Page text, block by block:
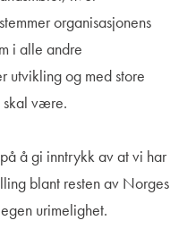
organisasjonens
i alle andre
utvikling og med store
skal være.
å gi inntrykk av at vi har
blant resten av Norges
urimelighet.